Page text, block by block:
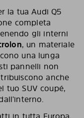
la tua Audi Q5
completa
gli interni
, un materiale
una lunga
pannelli non
anche
tuo SUV coupé,